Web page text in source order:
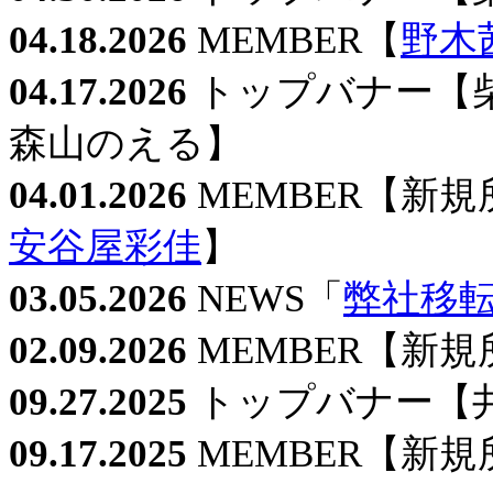
04.18.2026 MEMBER【野木
04.17.2026 トップバナー【
森山のえる】
04.01.2026 MEMBER【新規
安谷屋彩佳】
03.05.2026 NEWS「 弊社移
02.09.2026 MEMBER【新規
09.27.2025 トップバナー【
09.17.2025 MEMBER【新規